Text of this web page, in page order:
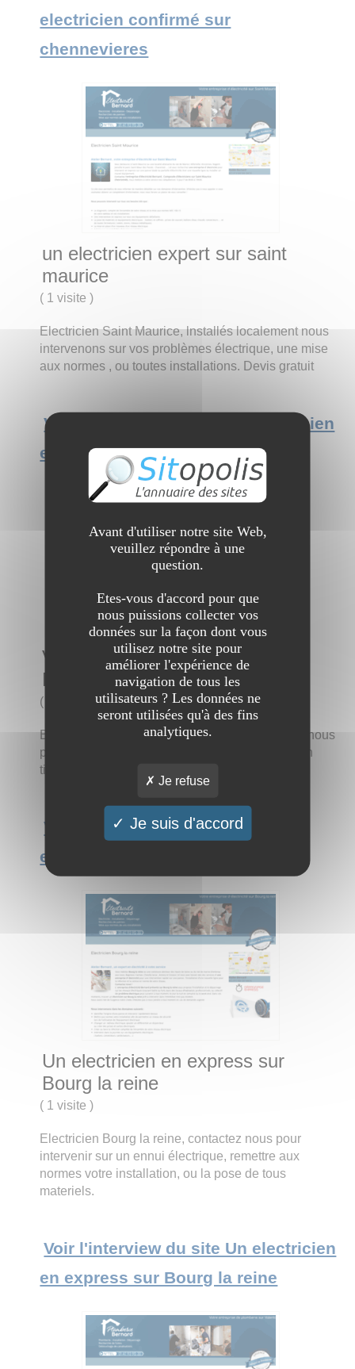
electricien confirmé sur
chennevieres
un electricien expert sur saint
maurice
( 1 visite)
Electricien Saint Maurice, lnstallés localement nous
intervenons sur vos problèmes électrique, une mise
aux normes , ou toutes installations. Devis gratuit
Voir l'interview du site un electricien
expert sur saint maurice
Votre electricien expert sur
Meudon
(
Besoin d'un électricien sur Meudon ! Contactez-nous
pour un dépannage express , une installation, un
tirage de ligne ou une mise en conformité.....
Voir l'interview du site Votre
electricien expert sur Meudon
Un electricien en express sur
Bourg la reine
( 1 visite)
Electricien Bourg la reine, contactez nous pour
intervenir sur un ennui électrique, remettre aux
normes votre installation, ou la pose de tous
materiels.
Voir l'interview du site Un electricien
en express sur Bourg la reine
Avant d'utiliser notre site Web,
veuillez répondre à une
question.
Etes-vous d'accord pour que
nous puissions collecter vos
données sur la façon dont vous
utilisez notre site pour
améliorer l'expérience de
navigation de tous les
utilisateurs ? Les données ne
seront utilisées qu'à des fins
analytiques.
Je refuse
Je suis d'accord